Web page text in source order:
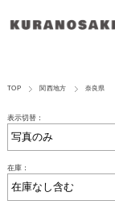
TOP 関西地方 奈良県
表示切替：
在庫：